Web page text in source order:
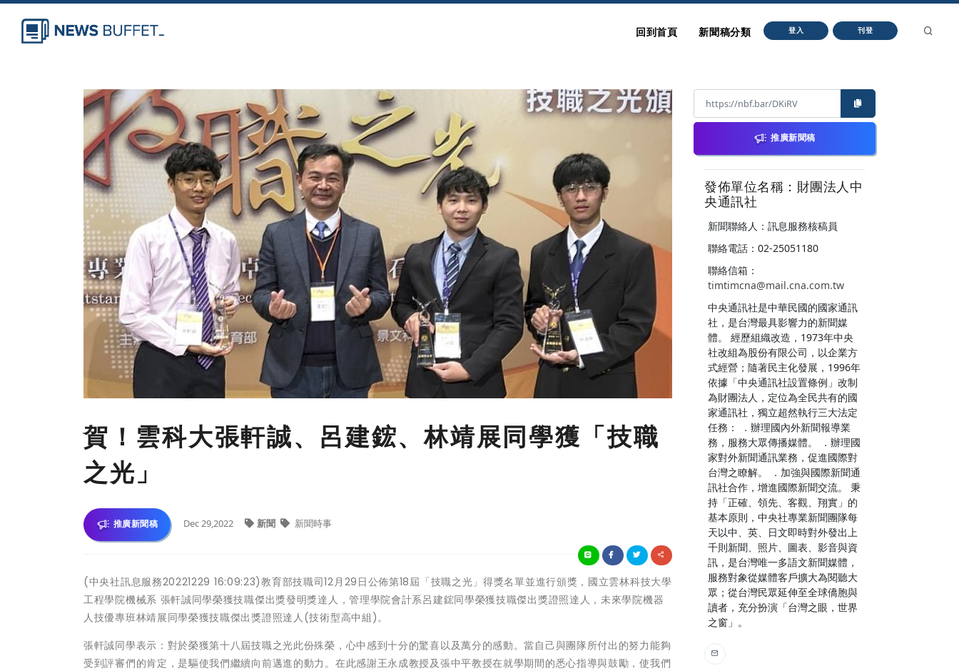
回到首頁 新聞稿分類 登入 刊登
賀！雲科大張軒誠、呂建鋐、林靖展同學獲「技職
之光」
推廣新聞稿 Dec 29,2022 新聞 新聞時事
(中央社訊息服務20221229 16:09:23)教育部技職司12月29日公佈第18屆「技職之光」得獎名單並進行頒獎，國立雲林科技大學
工程學院機械系 張軒誠同學榮獲技職傑出獎發明獎達人，管理學院會計系呂建鋐同學榮獲技職傑出獎證照達人，未來學院機器
人技優專班林靖展同學榮獲技職傑出獎證照達人(技術型高中組)。
張軒誠同學表示：對於榮獲第十八屆技職之光此份殊榮，心中感到十分的驚喜以及萬分的感動。當自己與團隊所付出的努力能夠
受到評審們的肯定，是驅使我們繼續向前邁進的動力。在此感謝王永成教授及張中平教授在就學期間的悉心指導與鼓勵，使我們
推廣新聞稿
發佈單位名稱：財團法人中
央通訊社
新聞聯絡人：訊息服務核稿員
聯絡電話：02-25051180
聯絡信箱：
timtimcna@mail.cna.com.tw
中央通訊社是中華民國的國家通訊
社，是台灣最具影響力的新聞媒
體。 經歷組織改造，1973年中央
社改組為股份有限公司，以企業方
式經營；隨著民主化發展，1996年
依據「中央通訊社設置條例」改制
為財團法人，定位為全民共有的國
家通訊社，獨立超然執行三大法定
任務： ．辦理國內外新聞報導業
務，服務大眾傳播媒體。 ．辦理國
家對外新聞通訊業務，促進國際對
台灣之瞭解。 ．加強與國際新聞通
訊社合作，增進國際新聞交流。 秉
持「正確、領先、客觀、翔實」的
基本原則，中央社專業新聞團隊每
天以中、英、日文即時對外發出上
千則新聞、照片、圖表、影音與資
訊，是台灣唯一多語文新聞媒體，
服務對象從媒體客戶擴大為閱聽大
眾；從台灣民眾延伸至全球僑胞與
讀者，充分扮演「台灣之眼，世界
之窗」。